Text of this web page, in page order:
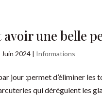
une belle
Juin 2024 | Informations
jour :permet d’éliminer
qui dérégulent les